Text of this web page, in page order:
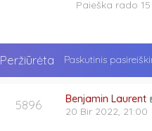
Paieška rado
Peržiūrėta Paskutinis
5896
Benjamin Laurent
20 Bir 2022, 21:00